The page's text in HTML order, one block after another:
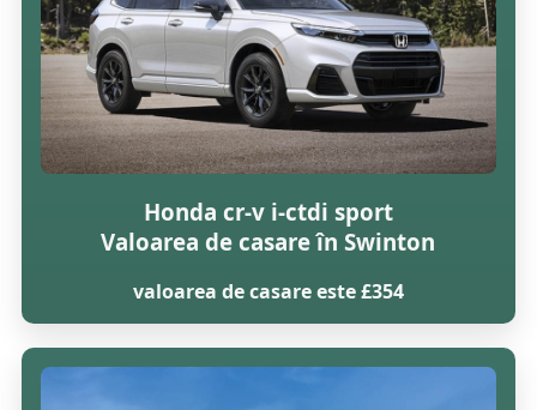
Honda cr-v i-ctdi sport
Valoarea de casare în Swinton
valoarea de casare este £354